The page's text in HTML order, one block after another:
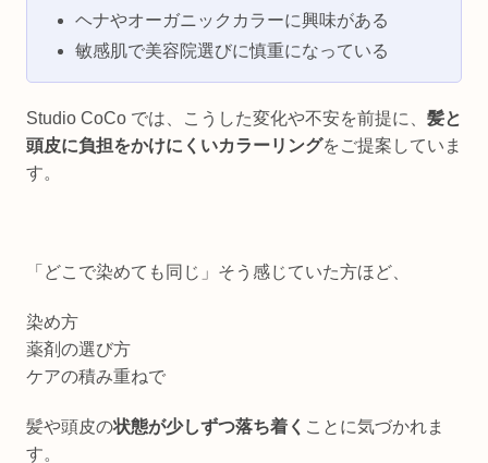
ヘナやオーガニックカラーに興味がある
敏感肌で美容院選びに慎重になっている
Studio CoCo では、こうした変化や不安を前提に、 髪と
頭皮に負担をかけにくいカラーリングをご提案していま
す。
「どこで染めても同じ」そう感じていた方ほど、
染め方
薬剤の選び方
ケアの積み重ねで
髪や頭皮の状態が少しずつ落ち着く ことに気づかれま
す。